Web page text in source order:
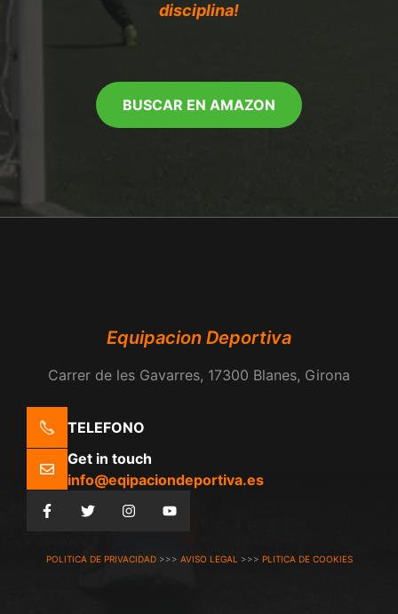
disciplina!
BUSCAR EN AMAZON
Equipacion Deportiva
Carrer de les Gavarres, 17300 Blanes, Girona
TELEFONO
Get in touch
info@eqipaciondeportiva.es
POLITICA DE PRIVACIDAD>>> AVISO LEGAL >>> PLITICA DE COOKIES